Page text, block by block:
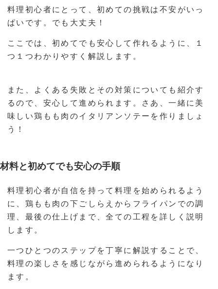
料理初心者にとって、初めての挑戦は不安がいっ
ぱいです。でも大丈夫！
ここでは、初めてでも安心して作れるように、１
つ１つわかりやすく解説します。
また、よくある失敗とその対策についても紹介す
るので、安心して進められます。さあ、一緒に美
味しい鶏もも肉のイタリアンソテーを作りましょ
う！
材料と初めてでも安心の手順
料理初心者が自信を持って料理を始められるよう
に、鶏もも肉の下ごしらえからフライパンでの調
理、最後の仕上げまで、全ての工程を詳しく説明
します。
一つひとつのステップを丁寧に解説することで、
料理の楽しさを感じながら進められるようになり
ます。